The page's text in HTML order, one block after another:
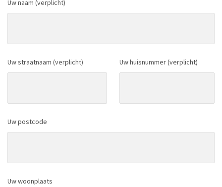
Uw naam (verplicht)
Uw straatnaam (verplicht) Uw huisnummer (verplicht)
Uw postcode
Uw woonplaats